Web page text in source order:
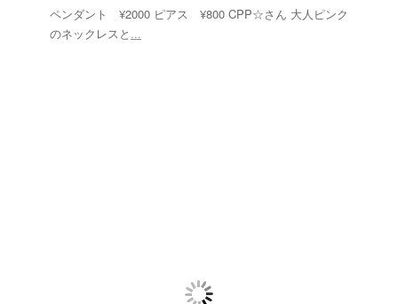
ペンダント ¥2000 ピアス ¥800 CPP☆さん 大人ピンク
のネックレスと ...